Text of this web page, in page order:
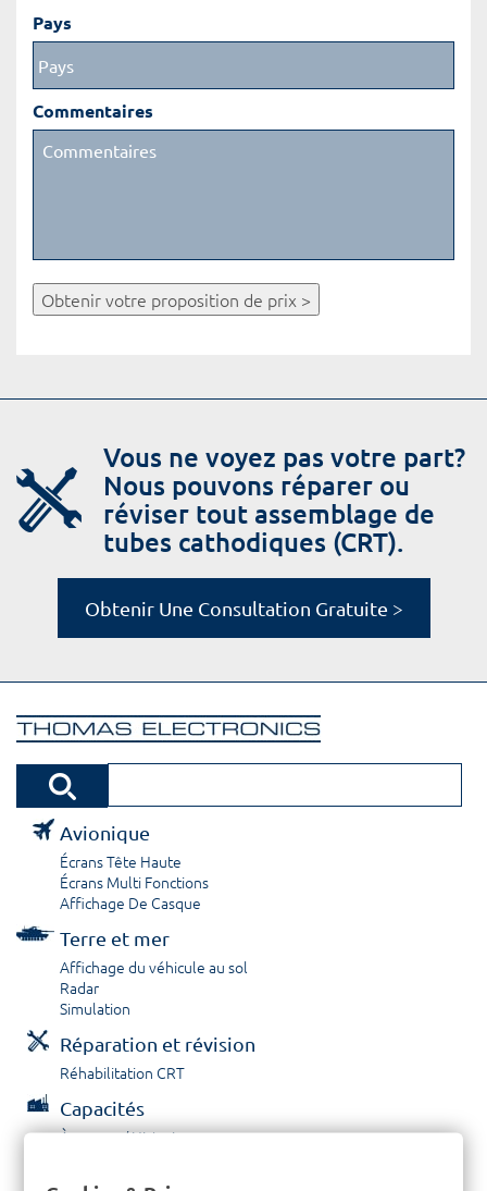
Pays
Commentaires
Obtenir votre proposition de prix >
Vous ne voyez pas votre part?
Nous pouvons réparer ou
réviser tout assemblage de
tubes cathodiques (CRT).
Obtenir Une Consultation Gratuite >
Avionique
Écrans Tête Haute
Écrans Multi Fonctions
Affichage De Casque
Terre et mer
Affichage du véhicule au sol
Radar
Simulation
Réparation et révision
Réhabilitation CRT
Capacités
À propos / Historique